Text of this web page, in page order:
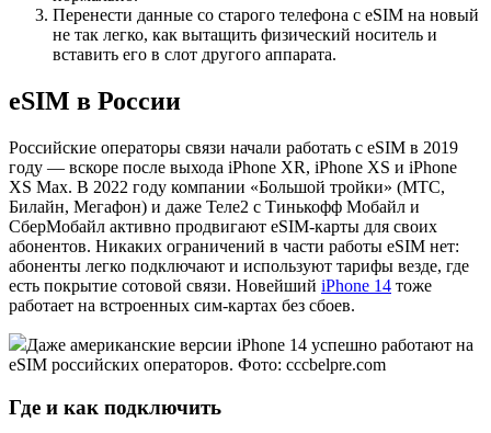
Перенести данные со старого телефона с eSIM на новый
не так легко, как вытащить физический носитель и
вставить его в слот другого аппарата.
eSIM в России
Российские операторы связи начали работать с eSIM в 2019
году — вскоре после выхода iPhone XR, iPhone XS и iPhone
XS Max. В 2022 году компании «Большой тройки» (МТС,
Билайн, Мегафон) и даже Теле2 с Тинькофф Мобайл и
СберМобайл активно продвигают eSIM-карты для своих
абонентов. Никаких ограничений в части работы eSIM нет:
абоненты легко подключают и используют тарифы везде, где
есть покрытие сотовой связи. Новейший iPhone 14 тоже
работает на встроенных сим-картах без сбоев.
Даже американские версии iPhone 14 успешно работают на
eSIM российских операторов. Фото: cccbelpre.com
Где и как подключить